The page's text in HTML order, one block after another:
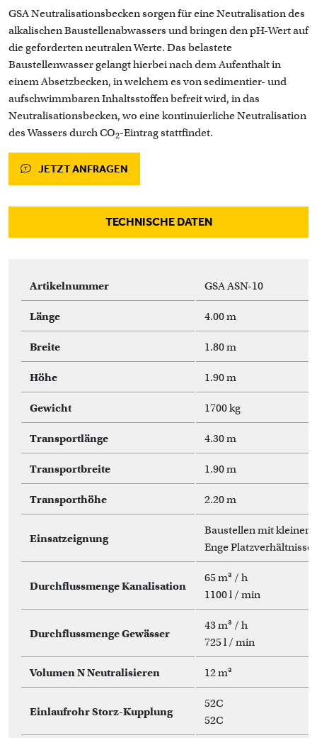
GSA Neutralisationsbecken sorgen für eine Neutralisation des
alkalischen Baustellenabwassers und bringen den pH-Wert auf
die geforderten neutralen Werte. Das belastete
Baustellenwasser gelangt hierbei nach dem Aufenthalt in
einem Absetzbecken, in welchem es von sedimentier- und
aufschwimmbaren Inhaltsstoffen befreit wird, in das
Neutralisationsbecken, wo eine kontinuierliche Neutralisation
des Wassers durch CO2-Eintrag stattfindet.
JETZT ANFRAGEN
TECHNISCHE DATEN
Artikelnummer GSA ASN-10
Länge 4.00 m
Breite 1.80 m
Höhe 1.90 m
Gewicht 1700 kg
Transportlänge 4.30 m
Transportbreite 1.90 m
Transporthöhe 2.20 m
Einsatzeignung
Baustellen mit
Enge Platzverhältnisse
Durchflussmenge Kanalisation
65 m³ / h
1100 l / min
Durchflussmenge Gewässer
43 m³ / h
725 l / min
Volumen N Neutralisieren 12 m³
Einlaufrohr Storz-Kupplung
52C
52C